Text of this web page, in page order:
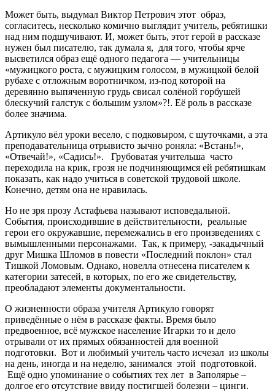
Может быть, выдумал Виктор Петрович этот образ,
согласитесь, несколько комично выглядит учитель, ребятишки
над ним подшучивают. И, может быть, этот герой в рассказе
нужен был писателю, так думала я, для того, чтобы ярче
высветился образ ещё одного педагога — учительницы
«мужицкого роста, с мужицким голосом, в мужицкой белой
рубахе с отложным воротничком, из-под которой на
деревянно выпяченную грудь свисал солёной горбушей
блескучий галстук с большим узлом»?!. Её роль в рассказе
более значима.
Артикуло вёл уроки весело, с подковыром, с шуточками, а эта
преподавательница отрывисто зычно роняла: «Встань!»,
«Отвечай!», «Садись!». Грубоватая учительша часто
переходила на крик, грозя не подчиняющимся ей ребятишкам
показать, как надо учиться в советской трудовой школе.
Конечно, детям она не нравилась.
Но не зря прозу Астафьева называют исповедальной.
События, происходившие в действительности, реальные
герои его окружавшие, перемежались в его произведениях с
вымышленными персонажами. Так, к примеру, -закадычный
друг Мишка Шломов в повести «Последний поклон» стал
Тишкой Ломовым. Однако, новелла отнесена писателем к
категории затесей, в которых, по его же свидетельству,
преобладают элементы документальности.
О жизненности образа учителя Артикуло говорят
приведённые о нём в рассказе факты. Время было
предвоенное, всё мужское население Игарки то и дело
отрывали от их прямых обязанностей для военной
подготовки. Вот и любимый учитель часто исчезал из школы
на день, иногда и на неделю, занимался этой подготовкой.
Ещё одно упоминание о событиях тех лет в Заполярье –
долгое его отсутствие ввиду постигшей болезни – цинги.